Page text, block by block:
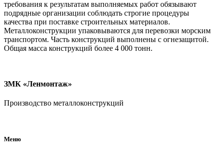
требования к результатам выполняемых работ обязывают
подрядные организации соблюдать строгие процедуры
качества при поставке строительных материалов.
Металлоконструкции упаковываются для перевозки морским
транспортом. Часть конструкций выполнены с огнезащитой.
Общая масса конструкций более 4 000 тонн.
ЗМК «Ленмонтаж»
Производство металлоконструкций
Меню